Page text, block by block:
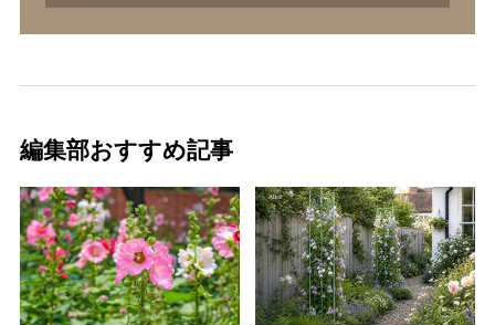
編集部おすすめ記事